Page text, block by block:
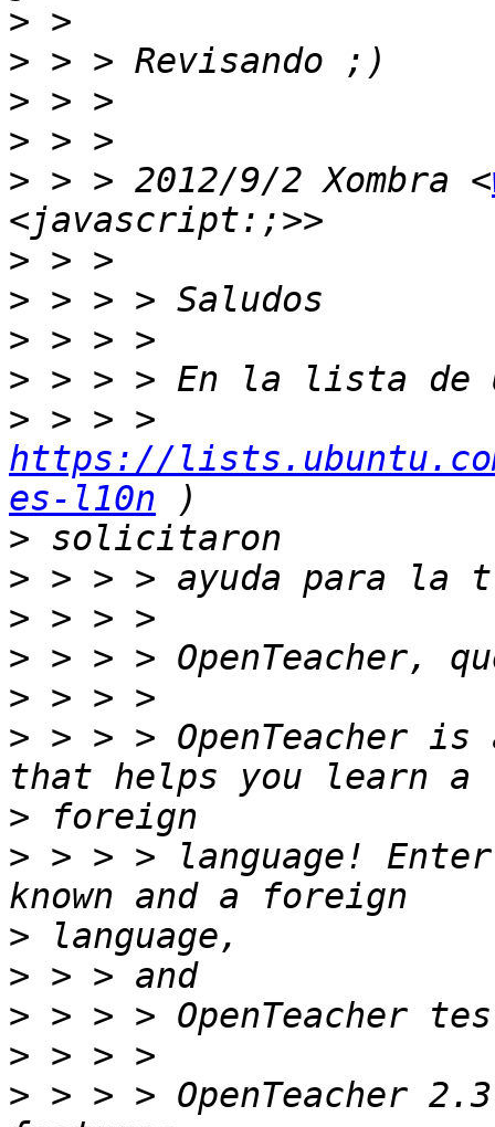
>
>
>
>
> > > 2012/9/2 Xombra <
>
>
>
>
>
https://
es-l10n
>
>
>
>
>
> > > > OpenTeacher
>
> > > > language!
>
>
>
>
> > > > OpenTeacher